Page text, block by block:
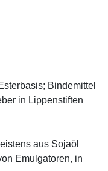
Bindemittel
in Lippenstiften
aus Sojaöl
Emulgatoren, in